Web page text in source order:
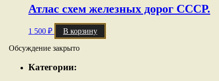
Атлас схем железных дорог СССР.
1 500 ₽ В корзину
Обсуждение закрыто
Категории: